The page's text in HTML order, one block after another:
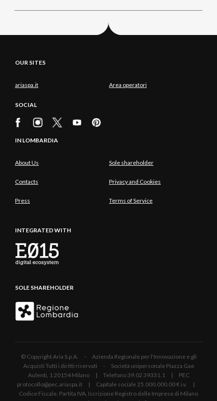
OUR SITES
ariaspa.it Area operatori
SOCIAL
IN LOMBARDIA
About Us Sole shareholder
Contacts Privacy and Cookies
Press Terms of Service
INTEGRATED WITH
SOLE SHAREHOLDER
© Copyright Aria S.p.A. - Azienda Regionale per l'Innovazione e gli
Acquisti Tutti i diritti riservati - Società unipersonale Piazza Gae
Aulenti, 1 20154 Milano | Telefono 39.02 39331.1 | PEC
protocollo@pec.ariaspa.it | Capitale sociale 25.000.000,00 € i.v. |
Codice Fiscale, Partita IVA, Iscrizione Registro delle Imprese di Milano